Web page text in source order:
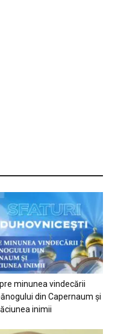
minunea vindecării
din Capernaum și
inimii